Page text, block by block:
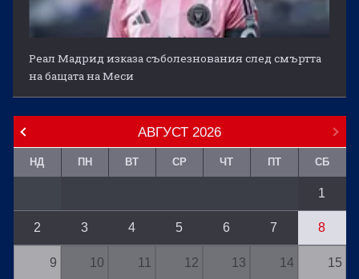
Реал Мадрид изказа съболезнования след смъртта
на бащата на Меси
АВГУСТ 2026
НД ПН ВТ СР ЧТ ПТ СБ
1
2 3 4 5 6 7 8
9 10 11 12 13 14 15